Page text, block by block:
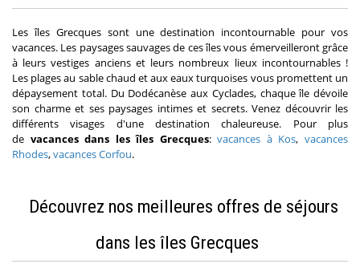
Les îles Grecques sont une destination incontournable pour vos
vacances. Les paysages sauvages de ces îles vous émerveilleront grâce
à leurs vestiges anciens et leurs nombreux lieux incontournables !
Les plages au sable chaud et aux eaux turquoises vous promettent un
dépaysement total. Du Dodécanèse aux Cyclades, chaque île dévoile
son charme et ses paysages intimes et secrets. Venez découvrir les
différents visages d'une destination chaleureuse. Pour plus
de vacances dans les îles Grecques:vacances à Kos,vacances
Rhodes,vacances Corfou.
Découvrez nos meilleures offres de séjours
dans les îles Grecques